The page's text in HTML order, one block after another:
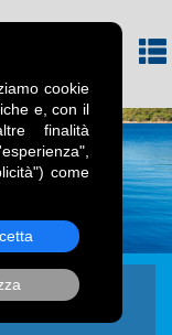
cookie
e, con il
finalità
come